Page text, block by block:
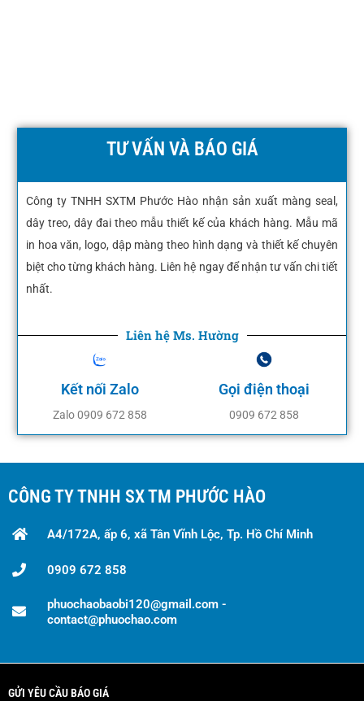
TƯ VẤN VÀ BÁO GIÁ
Công ty TNHH SXTM Phước Hào nhận sản xuất màng seal,
dây treo, dây đai theo mẫu thiết kế của khách hàng. Mẫu mã
in hoa văn, logo, dập màng theo hình dạng và thiết kế chuyên
biệt cho từng khách hàng. Liên hệ ngay để nhận tư vấn chi tiết
nhất.
Liên hệ Ms. Hường
Kết nối Zalo
Zalo 0909 672 858
Gọi điện thoại
0909 672 858
CÔNG TY TNHH SX TM PHƯỚC HÀO
A4/172A, ấp 6, xã Tân Vĩnh Lộc, Tp. Hồ Chí Minh
0909 672 858
phuochaobaobi120@gmail.com -
contact@phuochao.com
GỬI YÊU CẦU BÁO GIÁ